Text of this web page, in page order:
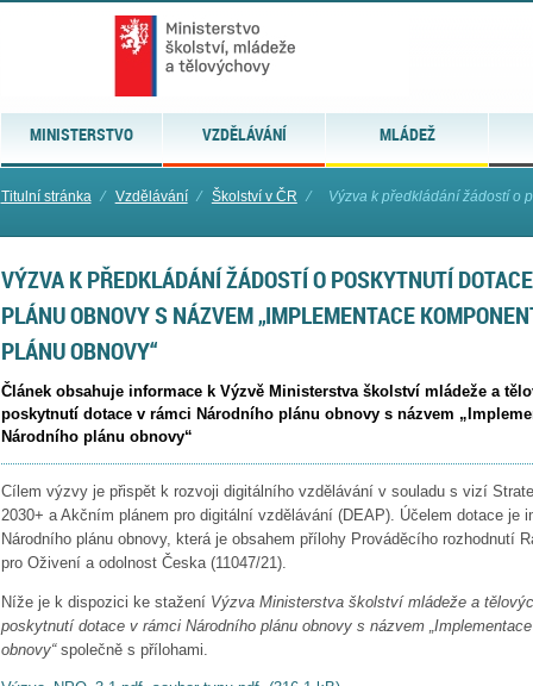
MINISTERSTVO VZDĚLÁVÁNÍ MLÁDEŽ
Titulní stránka ⁄ Vzdělávání ⁄ Školství v ČR ⁄ Výzva k předkládání žádostí o
VÝZVA K PŘEDKLÁDÁNÍ ŽÁDOSTÍ O POSKYTNUTÍ
PLÁNU OBNOVY S NÁZVEM „IMPLEMENTACE
PLÁNU OBNOVY“
Článek obsahuje informace k Výzvě Ministerstva školství mládeže a
poskytnutí dotace v rámci Národního plánu obnovy s názvem
Národního plánu obnovy“
Cílem výzvy je přispět k rozvoji digitálního vzdělávání v souladu s vizí
2030+ a Akčním plánem pro digitální vzdělávání (DEAP). Účelem dotace je
Národního plánu obnovy, která je obsahem přílohy Prováděcího rozhodnutí
pro Oživení a odolnost Česka (11047/21).
Níže je k dispozici ke stažení Výzva Ministerstva školství mládeže a
poskytnutí dotace v rámci Národního plánu obnovy s názvem
obnovy“společně s přílohami.